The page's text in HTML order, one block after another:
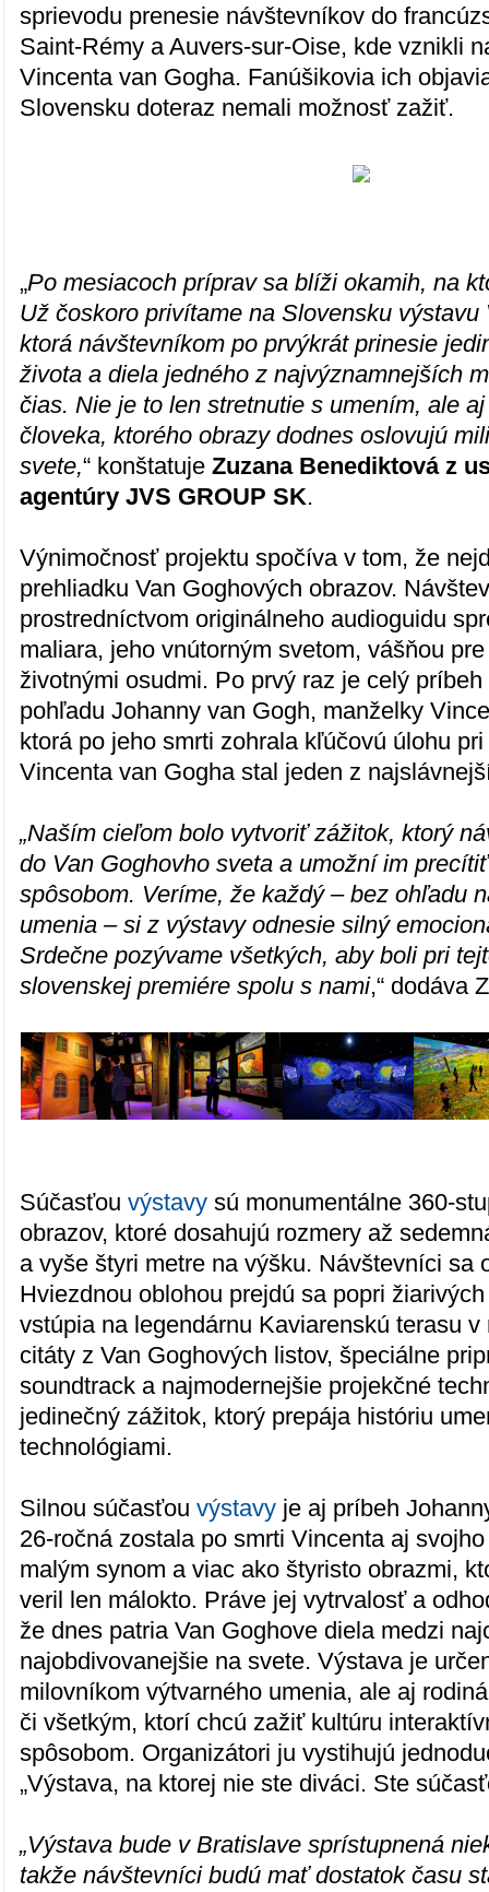
sprievodu prenesie návštevníkov do
Saint-Rémy a Auvers-sur-Oise, kde vznikli
Vincenta van Gogha. Fanúšikovia ich
Slovensku doteraz nemali možnosť zažiť.
„Po mesiacoch príprav sa blíži okamih, na
Už čoskoro privítame na Slovensku výstavu
ktorá návštevníkom po prvýkrát prinesie
života a diela jedného z najvýznamnejších
čias. Nie je to len stretnutie s umením, ale
človeka, ktorého obrazy dodnes oslovujú
svete,“ konštatujeZuzana Benediktová z
agentúry JVS GROUP SK.
Výnimočnosť projektu spočíva v tom, že
prehliadku Van Goghových obrazov.
prostredníctvom originálneho audioguidu
maliara, jeho vnútorným svetom, vášňou
životnými osudmi. Po prvý raz je celý
pohľadu Johanny van Gogh, manželky
ktorá po jeho smrti zohrala kľúčovú úlohu
Vincenta van Gogha stal jeden z
„Naším cieľom bolo vytvoriť zážitok, ktorý
do Van Goghovho sveta a umožní im
spôsobom. Veríme, že každý – bez ohľadu
umenia – si z výstavy odnesie silný
Srdečne pozývame všetkých, aby boli pri
slovenskej premiére spolu s nami,“ dodáva
Súčasťouvýstavy sú monumentálne 360-
obrazov, ktoré dosahujú rozmery až
a vyše štyri metre na výšku. Návštevníci sa
Hviezdnou oblohou prejdú sa popri
vstúpia na legendárnu Kaviarenskú terasu
citáty z Van Goghových listov, špeciálne
soundtrack a najmodernejšie projekčné
jedinečný zážitok, ktorý prepája históriu
technológiami.
Silnou súčasťouvýstavy je aj príbeh
26-ročná zostala po smrti Vincenta aj
malým synom a viac ako štyristo obrazmi,
veril len málokto. Práve jej vytrvalosť a
že dnes patria Van Goghove diela medzi
najobdivovanejšie na svete. Výstava je
milovníkom výtvarného umenia, ale aj
či všetkým, ktorí chcú zažiť kultúru
spôsobom. Organizátori ju vystihujú
„Výstava, na ktorej nie ste diváci. Ste
„Výstava bude v Bratislave sprístupnená
takže návštevníci budú mať dostatok času